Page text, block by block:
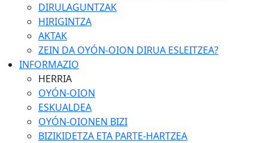
DIRULAGUNTZAK
HIRIGINTZA
AKTAK
ZEIN DA OYÓN-OION DIRUA ESLEITZEA?
INFORMAZIO
HERRIA
OYÓN-OION
ESKUALDEA
OYÓN-OIONEN BIZI
BIZIKIDETZA ETA PARTE-HARTZEA